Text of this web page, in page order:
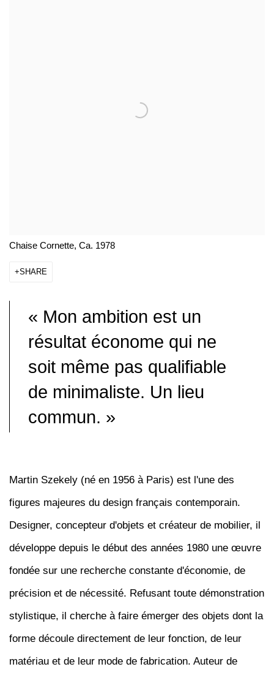
Chaise Cornette, Ca. 1978
SHARE
« Mon ambition est un
résultat économe qui ne
soit même pas qualifiable
de minimaliste. Un lieu
commun. »
Martin Szekely (né en 1956 à Paris) est l'une des
figures majeures du design français contemporain.
Designer, concepteur d'objets et créateur de mobilier, il
développe depuis le début des années 1980 une œuvre
fondée sur une recherche constante d'économie, de
précision et de nécessité. Refusant toute démonstration
stylistique, il cherche à faire émerger des objets dont la
forme découle directement de leur fonction, de leur
matériau et de leur mode de fabrication. Auteur de